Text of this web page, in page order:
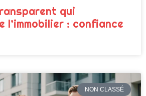
qui
l’immobilier : confiance
NON CLASSÉ